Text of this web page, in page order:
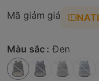
Mã giảm giá
Màu sắc : Đen